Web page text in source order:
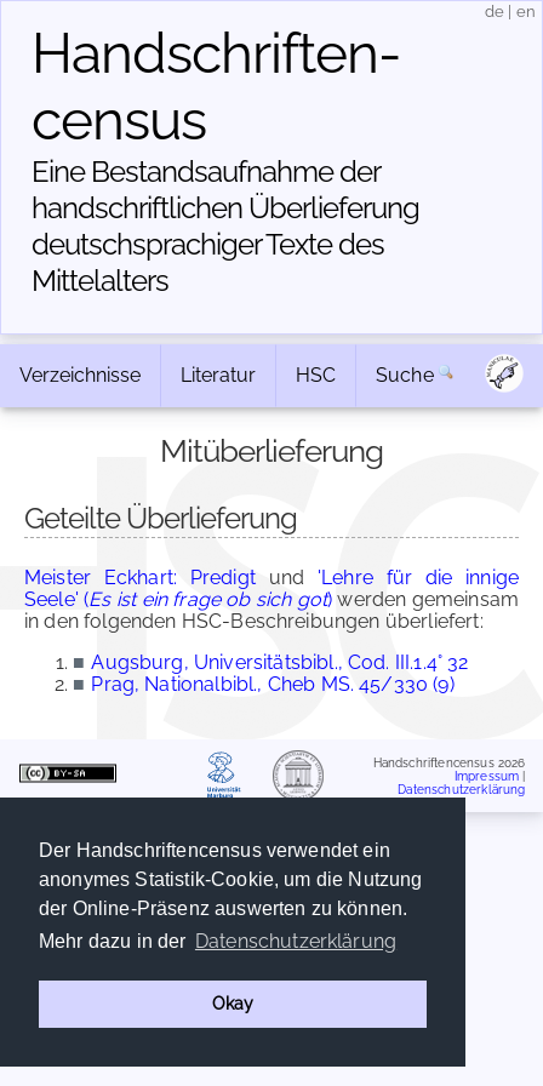
Der Handschriftencensus verwendet ein
anonymes Statistik-Cookie, um die Nutzung
der Online-Präsenz auswerten zu können.
Mehr dazu in der Datenschutzerklärung
Okay
Handschriften­
census
Eine Bestandsaufnahme der
handschriftlichen Über­lieferung
deutschsprachiger Texte des
Mittelalters
de en
Verzeichnisse Literatur HSC Suche
Mitüberlieferung
Geteilte Überlieferung
Meister Eckhart: Predigtund 'Lehre für die innige
Seele' (Es ist ein frage ob sich got) werden gemeinsam
in den folgenden HSC-Beschreibungen überliefert:
■ Augsburg, Universitätsbibl., Cod. III.1.4° 32
■ Prag, Nationalbibl., Cheb MS. 45/330 (9)
Handschriftencensus 2026
Impressum
Datenschutzerklärung